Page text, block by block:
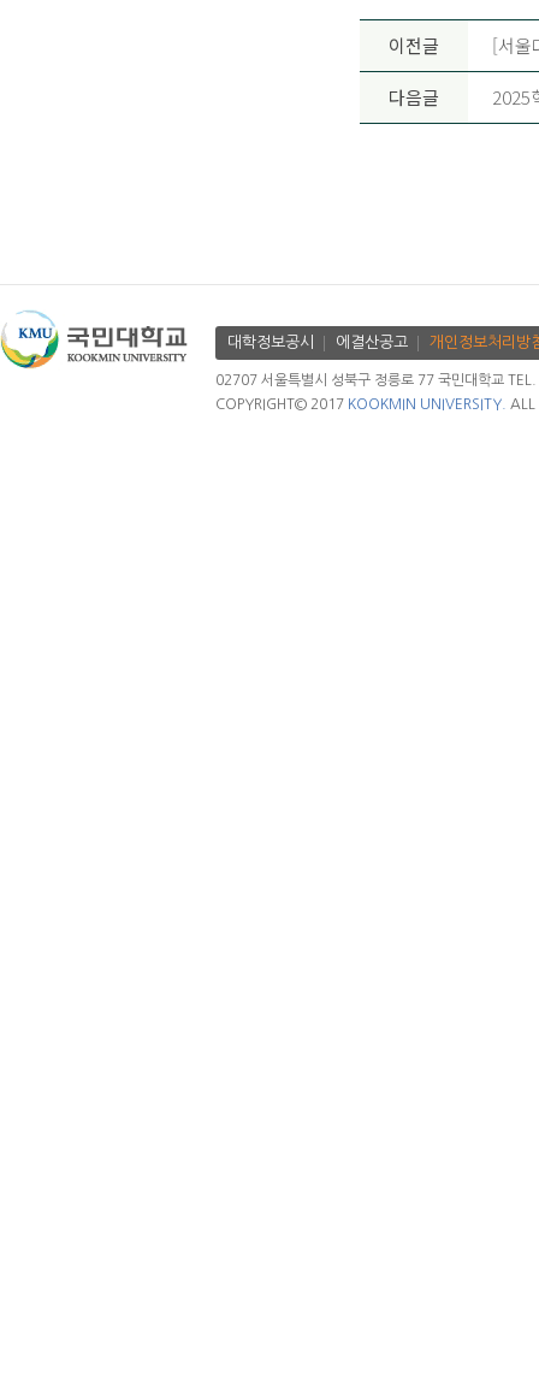
이전글 [서울
다음글 2025
대학정보공시 에결산공고 개인정보처리방
02707 서울특별시 성북구 정릉로 77 국민대학교
COPYRIGHT© 2017 KOOKMIN UNIVERSITY. ALL